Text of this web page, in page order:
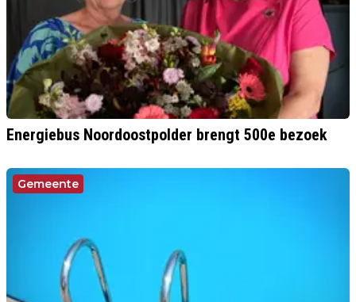
Energiebus Noordoostpolder brengt 500e bezoek
Gemeente